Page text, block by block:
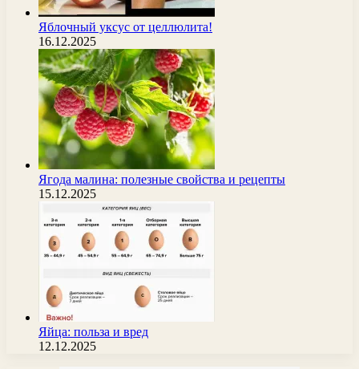
Яблочный уксус от целлюлита!
16.12.2025
Ягода малина: полезные свойства и рецепты
15.12.2025
Яйца: польза и вред
12.12.2025